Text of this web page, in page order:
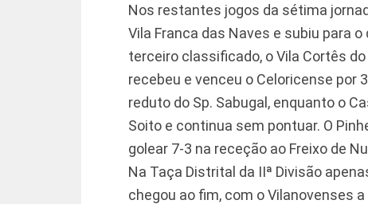
Nos restantes jogos da sétima
Vila Franca das Naves e subiu para
terceiro classificado, o Vila Cortês
recebeu e venceu o Celoricense por
reduto do Sp. Sabugal, enquanto o
Soito e continua sem pontuar. O
golear 7-3 na receção ao Freixo de
Na Taça Distrital da IIª Divisão
chegou ao fim, com o Vilanovenses